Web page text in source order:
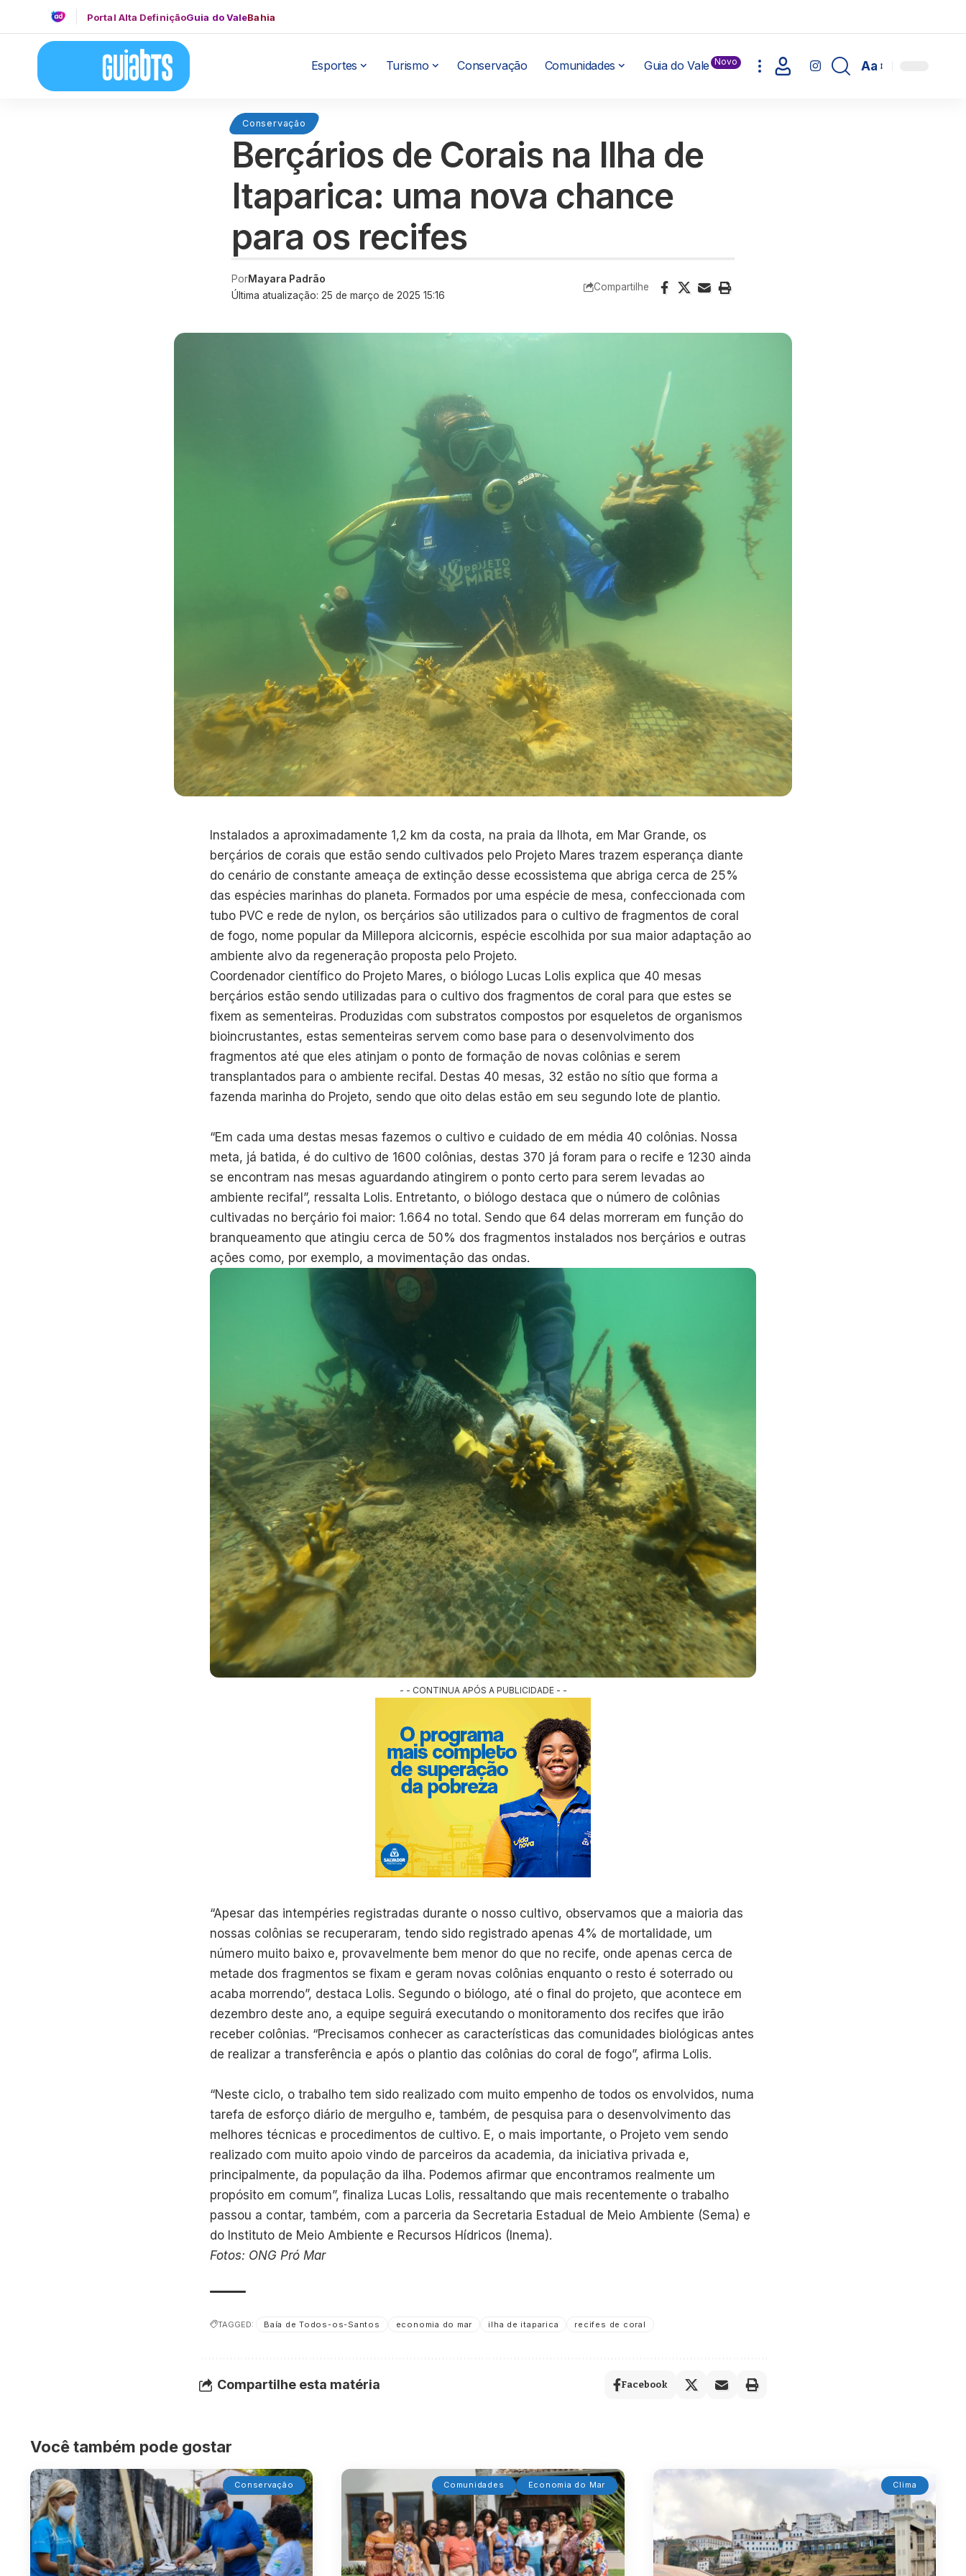
Portal Alta DefiniçãoGuia do ValeBahia
Esportes Turismo Conservação Comunidades Guia do Vale Novo Aa
Conservação
Berçários de Corais na Ilha de
Itaparica: uma nova chance
para os recifes
Última atualização: 25 de março de 2025 15:16
PorMayara Padrão
Compartilhe
Instalados a aproximadamente 1,2 km da costa, na praia da Ilhota, em Mar Grande, os
berçários de corais que estão sendo cultivados pelo Projeto Mares trazem esperança diante
do cenário de constante ameaça de extinção desse ecossistema que abriga cerca de 25%
das espécies marinhas do planeta. Formados por uma espécie de mesa, confeccionada com
tubo PVC e rede de nylon, os berçários são utilizados para o cultivo de fragmentos de coral
de fogo, nome popular da Millepora alcicornis, espécie escolhida por sua maior adaptação ao
ambiente alvo da regeneração proposta pelo Projeto.
Coordenador científico do Projeto Mares, o biólogo Lucas Lolis explica que 40 mesas
berçários estão sendo utilizadas para o cultivo dos fragmentos de coral para que estes se
fixem as sementeiras. Produzidas com substratos compostos por esqueletos de organismos
bioincrustantes, estas sementeiras servem como base para o desenvolvimento dos
fragmentos até que eles atinjam o ponto de formação de novas colônias e serem
transplantados para o ambiente recifal. Destas 40 mesas, 32 estão no sítio que forma a
fazenda marinha do Projeto, sendo que oito delas estão em seu segundo lote de plantio.
“Em cada uma destas mesas fazemos o cultivo e cuidado de em média 40 colônias. Nossa
meta, já batida, é do cultivo de 1600 colônias, destas 370 já foram para o recife e 1230 ainda
se encontram nas mesas aguardando atingirem o ponto certo para serem levadas ao
ambiente recifal”, ressalta Lolis. Entretanto, o biólogo destaca que o número de colônias
cultivadas no berçário foi maior: 1.664 no total. Sendo que 64 delas morreram em função do
branqueamento que atingiu cerca de 50% dos fragmentos instalados nos berçários e outras
ações como, por exemplo, a movimentação das ondas.
- - CONTINUA APÓS A PUBLICIDADE - -
“Apesar das intempéries registradas durante o nosso cultivo, observamos que a maioria das
nossas colônias se recuperaram, tendo sido registrado apenas 4% de mortalidade, um
número muito baixo e, provavelmente bem menor do que no recife, onde apenas cerca de
metade dos fragmentos se fixam e geram novas colônias enquanto o resto é soterrado ou
acaba morrendo”, destaca Lolis. Segundo o biólogo, até o final do projeto, que acontece em
dezembro deste ano, a equipe seguirá executando o monitoramento dos recifes que irão
receber colônias. “Precisamos conhecer as características das comunidades biológicas antes
de realizar a transferência e após o plantio das colônias do coral de fogo”, afirma Lolis.
“Neste ciclo, o trabalho tem sido realizado com muito empenho de todos os envolvidos, numa
tarefa de esforço diário de mergulho e, também, de pesquisa para o desenvolvimento das
melhores técnicas e procedimentos de cultivo. E, o mais importante, o Projeto vem sendo
realizado com muito apoio vindo de parceiros da academia, da iniciativa privada e,
principalmente, da população da ilha. Podemos afirmar que encontramos realmente um
propósito em comum”, finaliza Lucas Lolis, ressaltando que mais recentemente o trabalho
passou a contar, também, com a parceria da Secretaria Estadual de Meio Ambiente (Sema) e
do Instituto de Meio Ambiente e Recursos Hídricos (Inema).
Fotos: ONG Pró Mar
TAGGED: Baía de Todos-os-Santos economia do mar ilha de itaparica recifes de coral
Compartilhe esta matéria Facebook
Você também pode gostar
Conservação Comunidades Economia do Mar Clima